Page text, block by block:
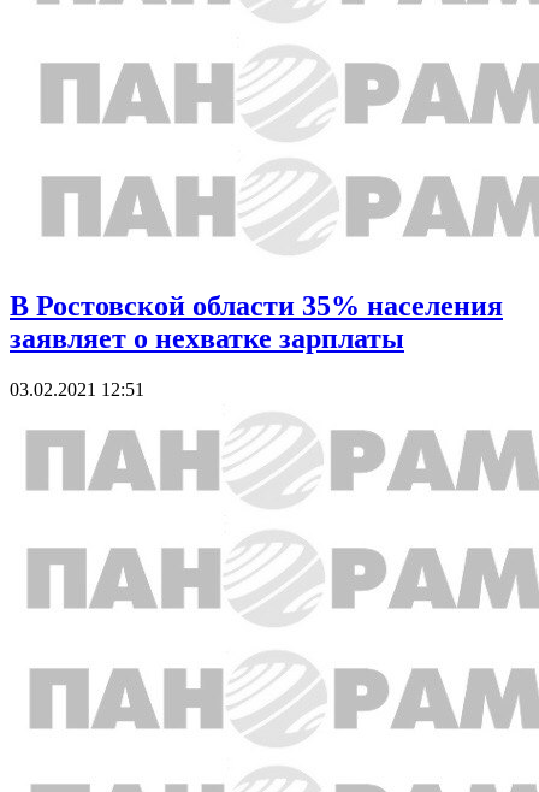
В Ростовской области 35% населения
заявляет о нехватке зарплаты
03.02.2021 12:51